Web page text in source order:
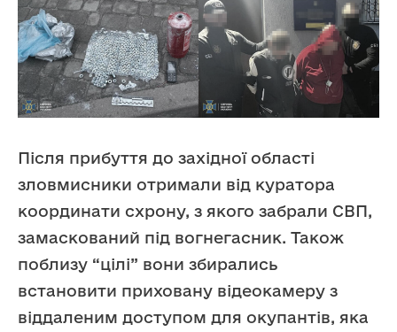
Після прибуття до західної області
зловмисники отримали від куратора
координати схрону, з якого забрали СВП,
замаскований під вогнегасник. Також
поблизу “цілі” вони збирались
встановити приховану відеокамеру з
віддаленим доступом для окупантів, яка